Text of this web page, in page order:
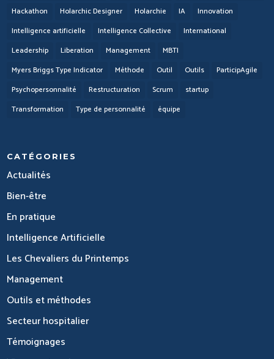
Hackathon
Holarchic Designer Holarchie IA
Innovation
Intelligence artificielle
Intelligence Collective
International
Leadership
Liberation Management
MBTI
Myers Briggs Type Indicator
Méthode Outil Outils
ParticipAgile
Psychopersonnalité
Restructuration Scrum
startup
Transformation
Type de personnalité équipe
CATÉGORIES
Actualités
Bien-être
En pratique
Intelligence Artificielle
Les Chevaliers du Printemps
Management
Outils et méthodes
Secteur hospitalier
Témoignages